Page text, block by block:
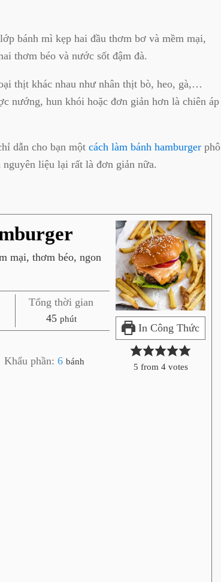
bánh mì kẹp hai đầu thơm bơ và mềm mại,
thơm béo và nước sốt đậm đà.
thịt khác nhau như nhân thịt bò, heo, gà,…
nướng, hun khói hoặc đơn giản hơn là chiên áp
dẫn cho bạn một cách làm bánh hamburger phô
liệu lại rất là đơn giản nữa.
In Công Thức
5 from 4votes
mại, thơm béo, ngon
Tổng thời gian
45p
h
t
phút
Khẩu phần:6 bánh